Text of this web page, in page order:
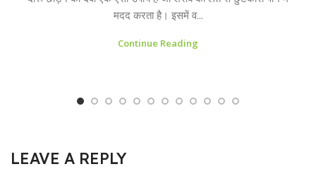
मदद करता है। इसमें व...
Continue Reading
LEAVE A REPLY